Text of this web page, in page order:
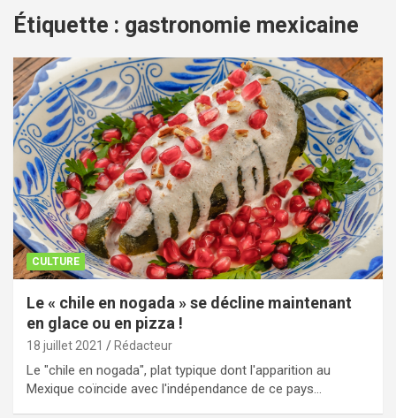
Étiquette : gastronomie mexicaine
CULTURE
Le « chile en nogada » se décline maintenant
en glace ou en pizza !
18 juillet 2021 Rédacteur
Le "chile en nogada", plat typique dont l'apparition au
Mexique coïncide avec l'indépendance de ce pays…